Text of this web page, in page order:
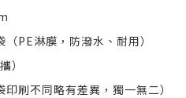
PE淋膜，防潑水、耐用）
）
刷不同略有差異，獨一無二）